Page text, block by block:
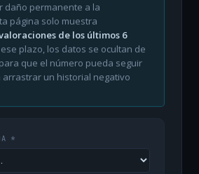
daño permanente a la
página solo muestra
de los últimos 6
plazo, los datos se ocultan de
que el número pueda seguir
un historial negativo
*